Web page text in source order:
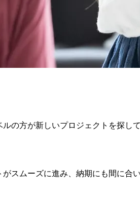
の方が新しいプロジェクトを探し
スムーズに進み、納期にも間に合い